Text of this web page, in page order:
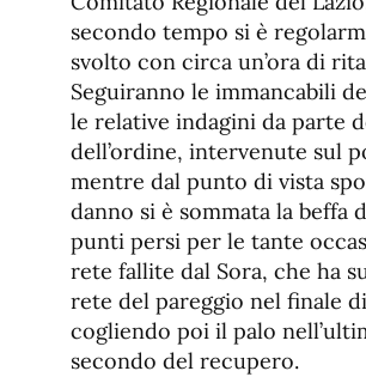
secondo tempo si è
svolto con circa un’ora di
Seguiranno le immancabili
le relative indagini da parte
dell’ordine, intervenute sul
mentre dal punto di vista
danno si è sommata la beffa
punti persi per le tante
rete fallite dal Sora, che ha
rete del pareggio nel finale
cogliendo poi il palo
secondo del recupero.